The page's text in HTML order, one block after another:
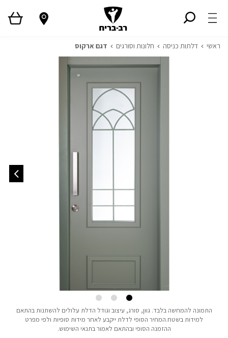
ראשי דלתות כניסה חלונות וסורגים דגם ארקוס
התמונה להמחשה בלבד.גוון, סורג, עיצוב וגודל הדלת עלולים להשתנות בהתאם
למידות בשטח.המחיר הסופי לדלת ייקבע לאחר מידות סופיות ולפי מפרט
ההזמנה הסופי ובהתאם לאמור בתנאי השימוש.